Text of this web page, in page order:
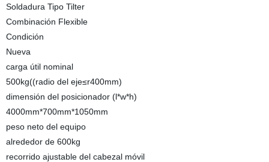
Soldadura Tipo Tilter
Combinación Flexible
Condición
Nueva
carga útil nominal
500kg((radio del eje≤r400mm)
dimensión del posicionador (l*w*h)
4000mm*700mm*1050mm
peso neto del equipo
alrededor de 600kg
recorrido ajustable del cabezal móvil